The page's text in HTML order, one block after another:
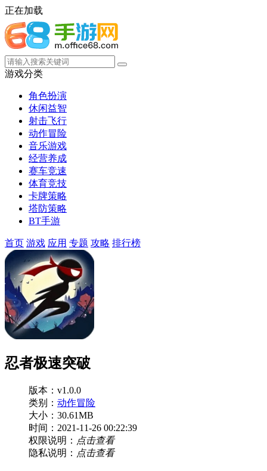
正在加载
游戏分类
角色扮演
休闲益智
射击飞行
动作冒险
音乐游戏
经营养成
赛车竞速
体育竞技
卡牌策略
塔防策略
BT手游
首页 游戏 应用 专题 攻略 排行榜
忍者极速突破
版本：v1.0.0
类别： 动作冒险
大小：30.61MB
时间：2021-11-26 00:22:39
权限说明： 点击查看
隐私说明： 点击查看